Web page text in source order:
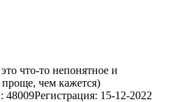
что-то непонятное и
чем кажется)
48009Регистрация: 15-12-2022